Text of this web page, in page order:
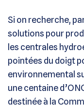
Si on recherche,
solutions pour
les centrales
pointées du doigt
environnemental
une centaine
destinée à la